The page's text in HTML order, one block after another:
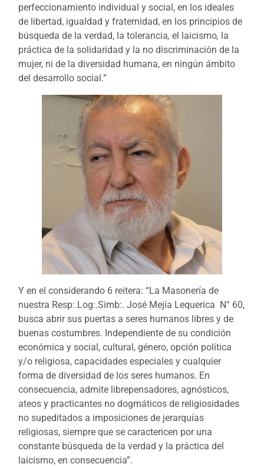
perfeccionamiento individual y social, en los ideales
de libertad, igualdad y fraternidad, en los principios de
búsqueda de la verdad, la tolerancia,el laicismo, la
práctica de la solidaridad y la no discriminación de la
mujer, ni de la diversidad humana, en ningún ámbito
del desarrollo social.”
Y en el considerando 6 reitera: “La Masonería de
nuestra Resp:.Log:.Simb:. José Mejía Lequerica N° 60,
busca abrir sus puertas a seres humanos libres y de
buenas costumbres. Independiente de su condición
económica y social, cultural, género, opción política
y/o religiosa, capacidades especiales y cualquier
forma de diversidad de los seres humanos. En
consecuencia, admite librepensadores, agnósticos,
ateos y practicantes no dogmáticos de religiosidades
no supeditados a imposiciones de jerarquías
religiosas, siempre que se caractericen por una
constante búsqueda de la verdad y la práctica del
laicismo, en consecuencia”.